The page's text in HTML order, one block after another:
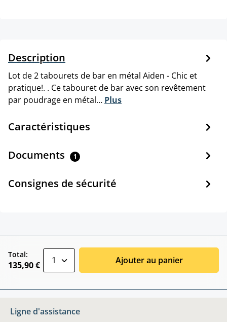
Description
Lot de 2 tabourets de bar en métal Aiden - Chic et
pratique!. . Ce tabouret de bar avec son revêtement
par poudrage en métal… Plus
Caractéristiques
Documents 1
Consignes de sécurité
Total:
135,90 € Ajouter au panier
Ligne d'assistance